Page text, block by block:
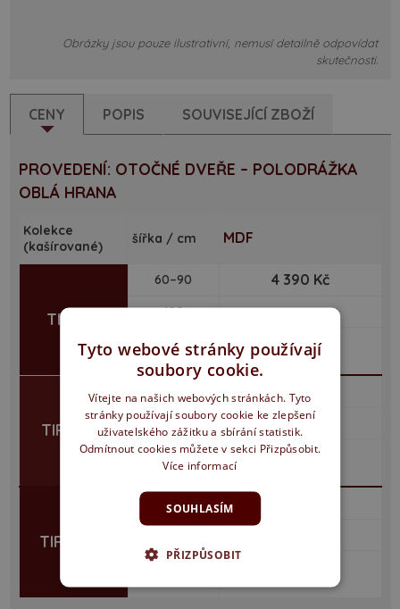
Obrázky jsou pouze ilustrativní, nemusí detailně odpovídat
skutečnosti.
CENY POPIS SOUVISEJÍCÍ ZBOŽÍ
PROVEDENÍ: OTOČNÉ DVEŘE – POLODRÁŽKA
OBLÁ HRANA
Kolekce
(kašírované)
šířka / cm MDF
TIRANA
60–90 4 390 Kč
100
–
125, 145, 165,
185
9 430 Kč
TIRANA 1
60–90 4 390 Kč
100
–
125, 145, 165,
185
TIRANA 2
60–90
125, 145, 165,
Tyto webové stránky používají
soubory cookie.
Vítejte na našich webových stránkách. Tyto
stránky používají soubory cookie ke zlepšení
uživatelského zážitku a sbírání statistik.
Odmítnout cookies můžete v sekci Přizpůsobit.
Více informací
SOUHLASÍM
PŘIZPŮSOBIT